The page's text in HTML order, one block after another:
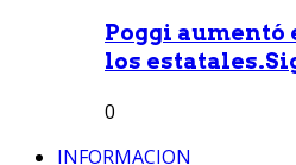
Poggi
los
0
INFORMACION